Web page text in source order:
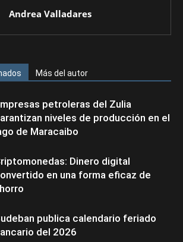
Andrea Valladares
Más del autor
petroleras del Zulia
niveles de producción en el
de Maracaibo
Dinero digital
en una forma eficaz de
publica calendario feriado
del 2026